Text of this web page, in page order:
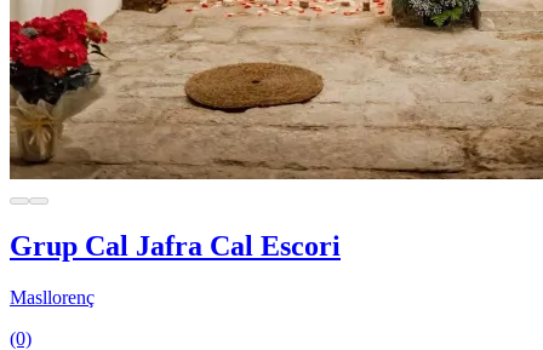
Grup Cal Jafra Cal Escori
Masllorenç
(0)